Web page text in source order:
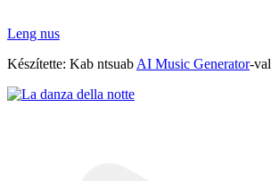
Leng nus
Készítette: Kab ntsuab AI Music Generator-val